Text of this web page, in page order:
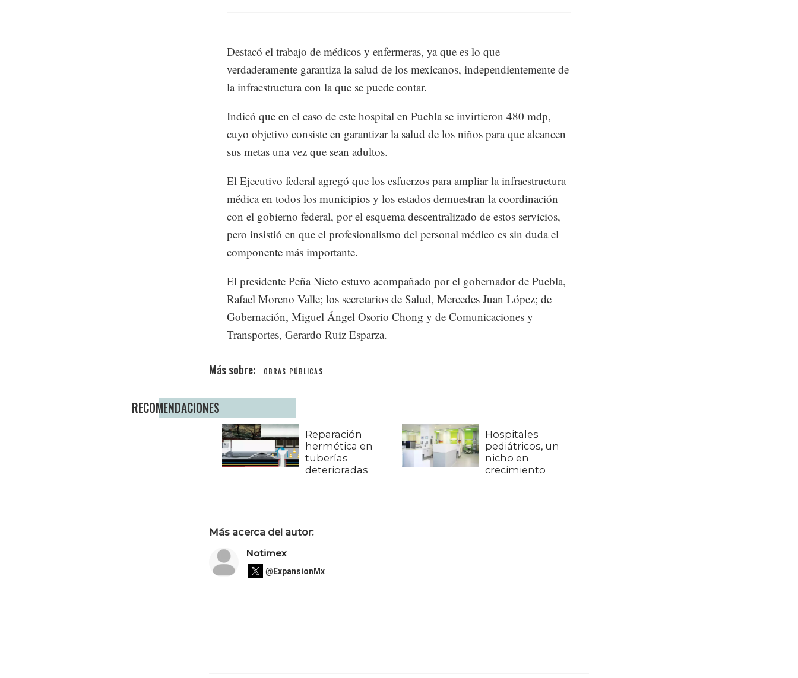
Destacó el trabajo de médicos y enfermeras, ya que es lo que
verdaderamente garantiza la salud de los mexicanos, independientemente de
la infraestructura con la que se puede contar.
Indicó que en el caso de este hospital en Puebla se invirtieron 480 mdp,
cuyo objetivo consiste en garantizar la salud de los niños para que alcancen
sus metas una vez que sean adultos.
El Ejecutivo federal agregó que los esfuerzos para ampliar la infraestructura
médica en todos los municipios y los estados demuestran la coordinación
con el gobierno federal, por el esquema descentralizado de estos servicios,
pero insistió en que el profesionalismo del personal médico es sin duda el
componente más importante.
El presidente Peña Nieto estuvo acompañado por el gobernador de Puebla,
Rafael Moreno Valle; los secretarios de Salud, Mercedes Juan López; de
Gobernación, Miguel Ángel Osorio Chong y de Comunicaciones y
Transportes, Gerardo Ruiz Esparza.
OBRAS PÚBLICAS
RECOMENDACIONES
Reparación
hermética en
tuberías
deterioradas
Hospitales
pediátricos, un
nicho en
crecimiento
Más acerca del autor:
Notimex
@ExpansionMx